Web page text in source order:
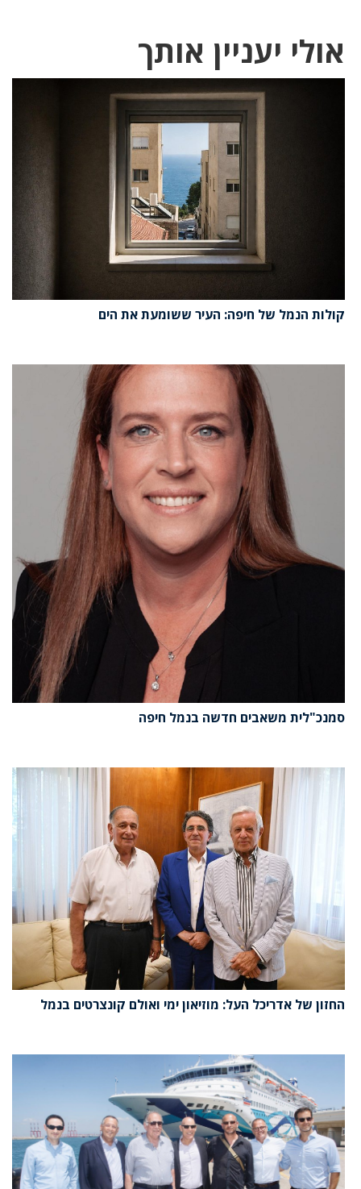
אולי יעניין אותך
קולות הנמל של חיפה: העיר ששומעת את הים
סמנכ"לית משאבים חדשה בנמל חיפה
החזון של אדריכל העל: מוזיאון ימי ואולם קונצרטים בנמל